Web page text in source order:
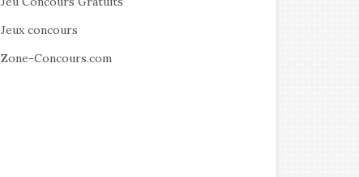
Jeux concours
Zone-Concours.com